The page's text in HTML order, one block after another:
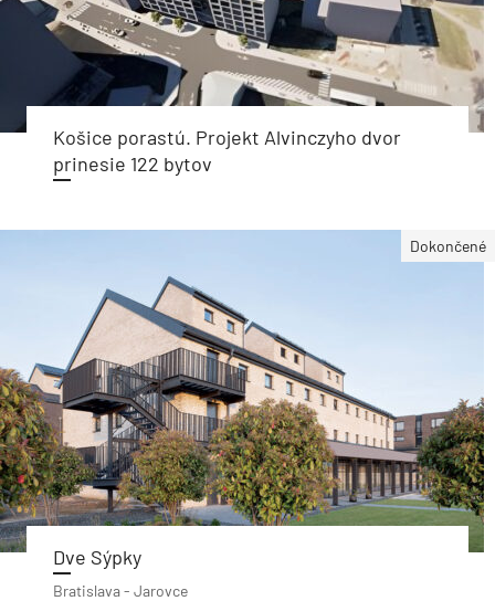
Košice porastú. Projekt Alvinczyho dvor
prinesie 122 bytov
Dokončené
Dve Sýpky
Bratislava - Jarovce